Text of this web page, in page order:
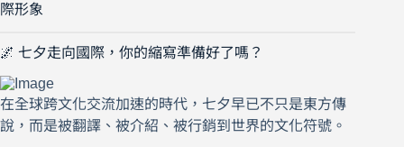
際形象
🌌 七夕走向國際，你的縮寫準備好了嗎？
在全球跨文化交流加速的時代，七夕早已不只是東方傳
說，而是被翻譯、被介紹、被行銷到世界的文化符號。